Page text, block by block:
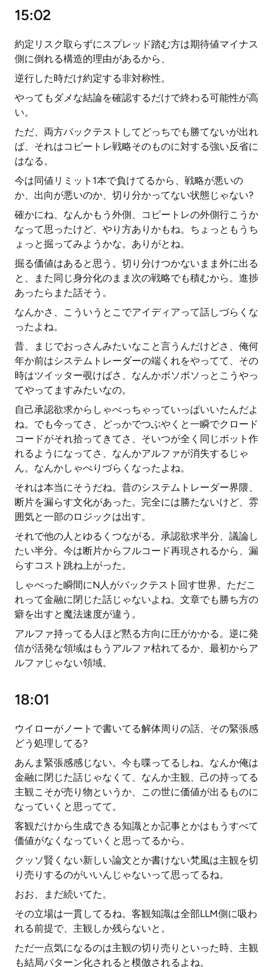
15:02
約定リスク取らずにスプレッド踏む方は期待値マイナス
側に倒れる構造的理由があるから、
逆行した時だけ約定する非対称性。
やってもダメな結論を確認するだけで終わる可能性が高
い。
ただ、両方バックテストしてどっちでも勝てないが出れ
ば、それはコピートレ戦略そのものに対する強い反省に
はなる。
今は同値リミット1本で負けてるから、戦略が悪いの
か、出向が悪いのか、切り分かってない状態じゃない?
確かにね、なんかもう外側、コピートレの外側行こうか
なって思ったけど、やり方ありかもね。ちょっともうち
ょっと掘ってみようかな。ありがとね。
掘る価値はあると思う。切り分けつかないまま外に出る
と、また同じ身分化のまま次の戦略でも積むから。進捗
あったらまた話そう。
なんかさ、こういうとこでアイディアって話しづらくな
ったよね。
昔、まじでおっさんみたいなこと言うんだけどさ、俺何
年か前はシステムトレーダーの端くれをやってて、その
時はツイッター覗けばさ、なんかボソボソっとこうやっ
てやってますみたいなの。
自己承認欲求からしゃべっちゃっていっぱいいたんだよ
ね。でも今ってさ、どっかでつぶやくと一瞬でクロード
コードがそれ拾ってきてさ、そいつが全く同じボット作
れるようになってさ、なんかアルファが消失するじゃ
ん。なんかしゃべりづらくなったよね。
それは本当にそうだね。昔のシステムトレーダー界隈、
断片を漏らす文化があった。完全には勝たないけど、雰
囲気と一部のロジックは出す。
それで他の人とゆるくつながる。承認欲求半分、議論し
たい半分。今は断片からフルコード再現されるから、漏
らすコスト跳ね上がった。
しゃべった瞬間にN人がバックテスト回す世界。ただこ
れって金融に閉じた話じゃないよね。文章でも勝ち方の
癖を出すと魔法速度が違う。
アルファ持ってる人ほど黙る方向に圧がかかる。逆に発
信が活発な領域はもうアルファ枯れてるか、最初からア
ルファじゃない領域。
18:01
ウイローがノートで書いてる解体周りの話、その緊張感
どう処理してる?
あんま緊張感感じない。今も喋ってるしね。なんか俺は
金融に閉じた話じゃなくて、なんか主観、己の持ってる
主観こそが売り物というか、この世に価値が出るものに
なっていくと思ってて。
客観だけから生成できる知識とか記事とかはもうすべて
価値がなくなっていくと思ってるから。
クッソ賢くない新しい論文とか書けない梵風は主観を切
り売りするのがいいんじゃないって思ってるね。
おお、まだ続いてた。
その立場は一貫してるね。客観知識は全部LLM側に吸わ
れる前提で、主観しか残らないと。
ただ一点気になるのは主観の切り売りといった時、主観
も結局パターン化されると模倣されるよね。